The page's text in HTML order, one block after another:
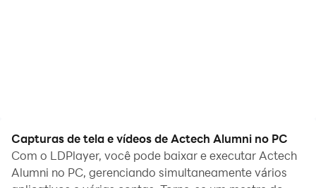
Capturas de tela e vídeos de Actech Alumni no PC
Com o LDPlayer, você pode baixar e executar Actech
Alumni no PC, gerenciando simultaneamente vários